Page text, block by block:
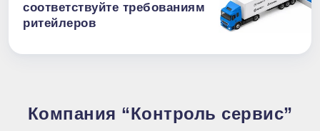
соответствуйте требованиям
ритейлеров
Компания “Контроль сервис”